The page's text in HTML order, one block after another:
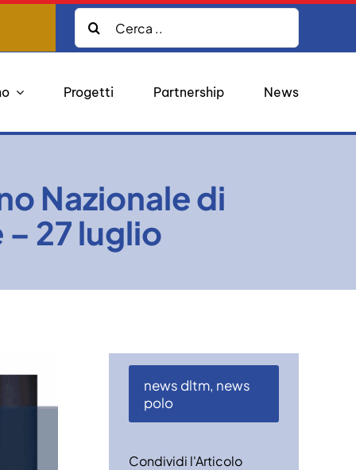
Progetti Partnership News
Nazionale di
27 luglio
news dltm, news
polo
Condividi l'Articolo